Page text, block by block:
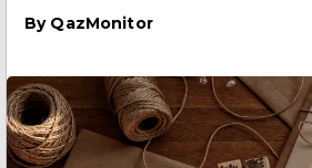
By QazMonitor